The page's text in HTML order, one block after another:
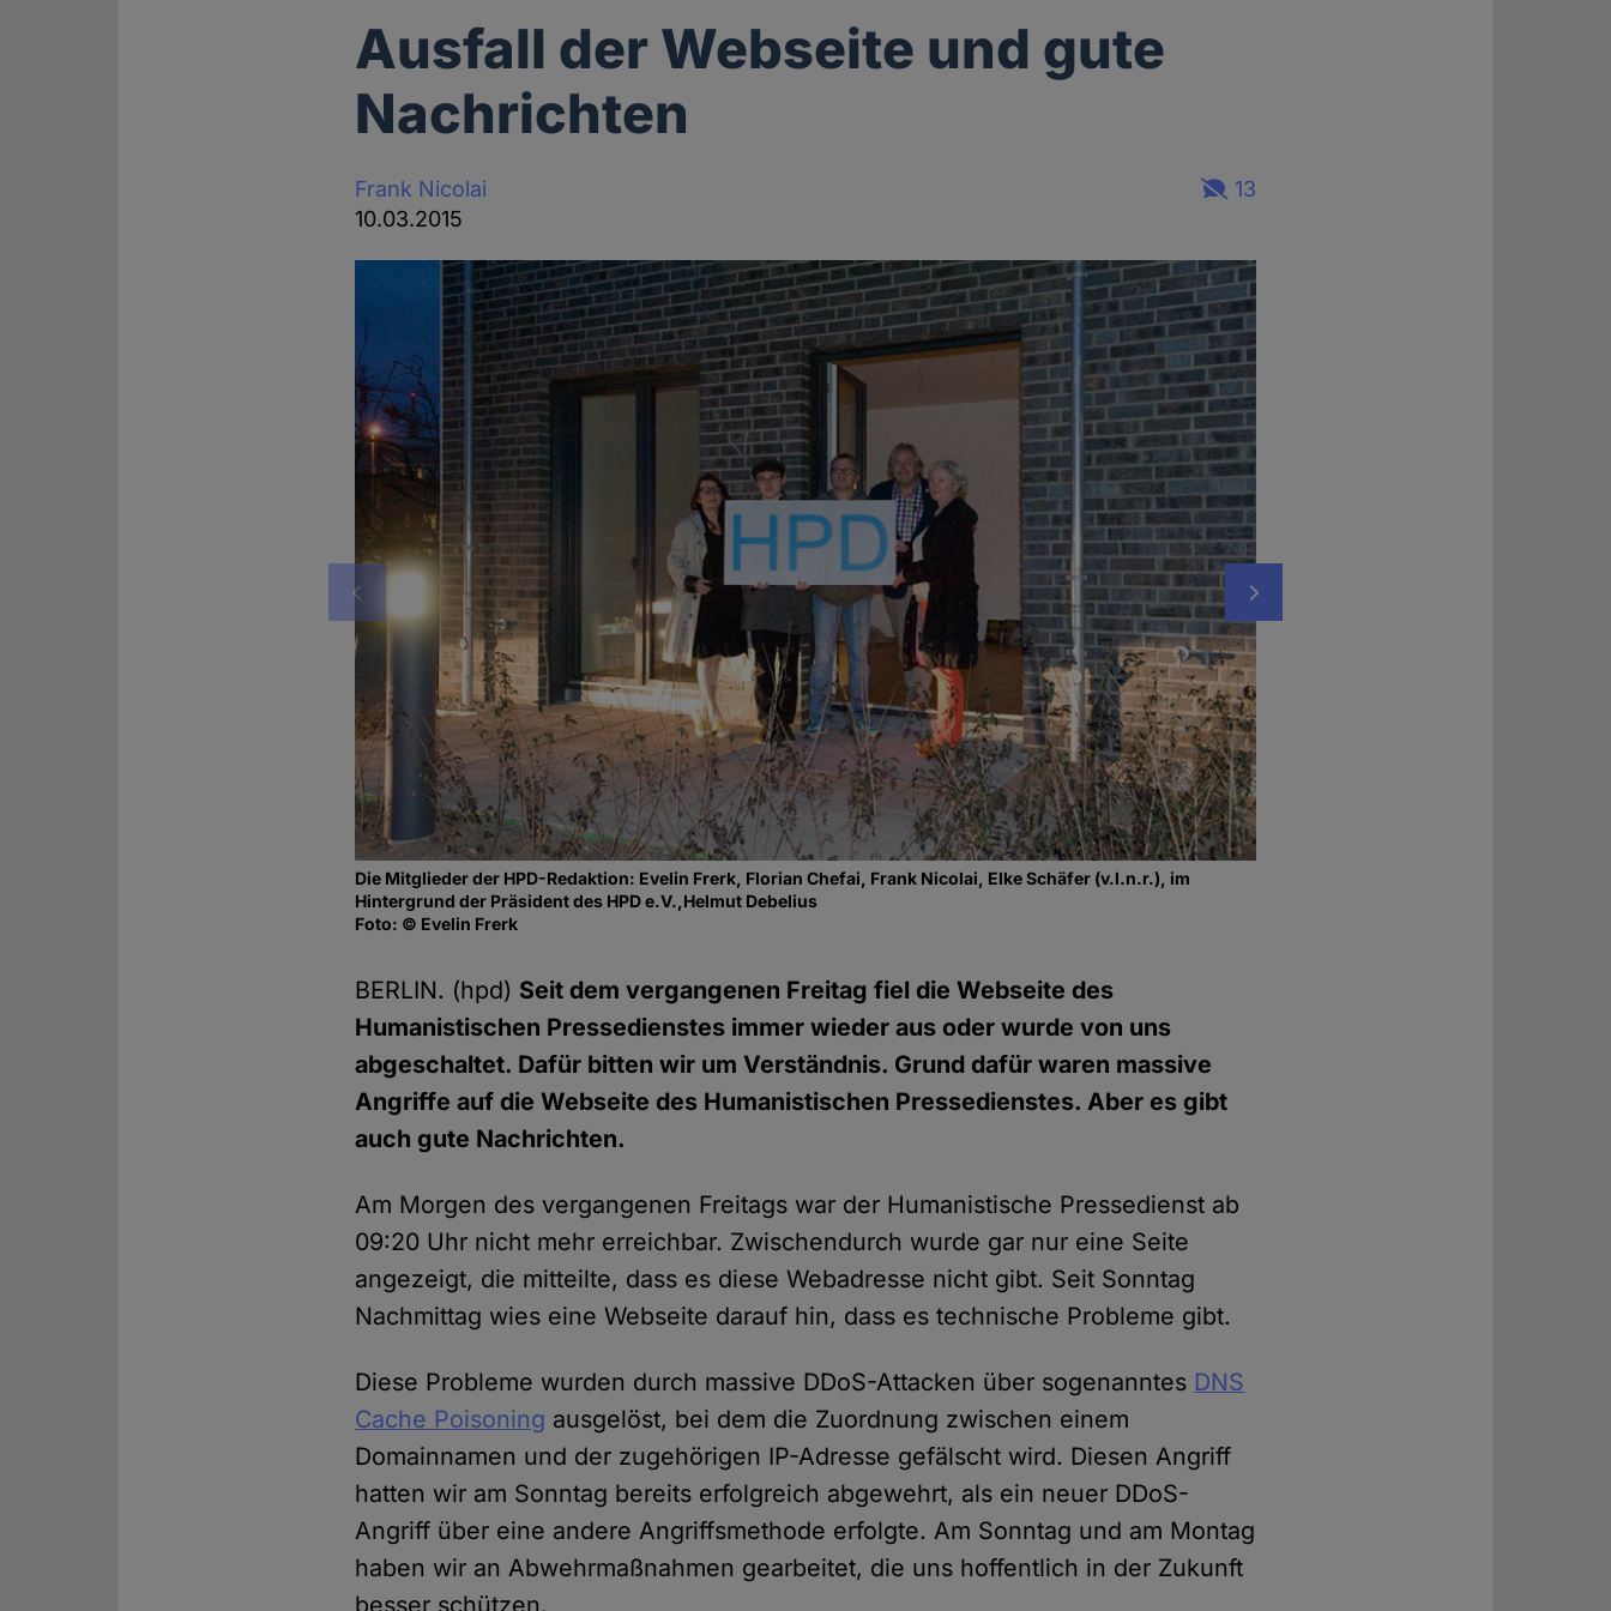
Ausfall der Webseite und gute
Nachrichten
Frank Nicolai
10.03.2015
13
Vorheriges
Die Mitglieder der HPD-Redaktion: Evelin Frerk, Florian Chefai, Frank Nicolai, Elke Schäfer (v.l.n.r.), im
Hintergrund der Präsident des HPD e.V.,Helmut Debelius
Foto: © Evelin Frerk
BERLIN. (hpd) Seit dem vergangenen Freitag fiel die Webseite des
Humanistischen Pressedienstes immer wieder aus oder wurde von uns
abgeschaltet. Dafür bitten wir um Verständnis. Grund dafür waren massive
Angriffe auf die Webseite des Humanistischen Pressedienstes. Aber es gibt
auch gute Nachrichten.
Am Morgen des vergangenen Freitags war der Humanistische Pressedienst ab
09:20 Uhr nicht mehr erreichbar. Zwischendurch wurde gar nur eine Seite
angezeigt, die mitteilte, dass es diese Webadresse nicht gibt. Seit Sonntag
Nachmittag wies eine Webseite darauf hin, dass es technische Probleme gibt.
Diese Probleme wurden durch massive DDoS-Attacken über sogenanntes DNS
Cache Poisoning ausgelöst, bei dem die Zuordnung zwischen einem
Domainnamen und der zugehörigen IP-Adresse gefälscht wird. Diesen Angriff
hatten wir am Sonntag bereits erfolgreich abgewehrt, als ein neuer DDoS-
Angriff über eine andere Angriffsmethode erfolgte. Am Sonntag und am Montag
haben wir an Abwehrmaßnahmen gearbeitet, die uns hoffentlich in der Zukunft
besser schützen.